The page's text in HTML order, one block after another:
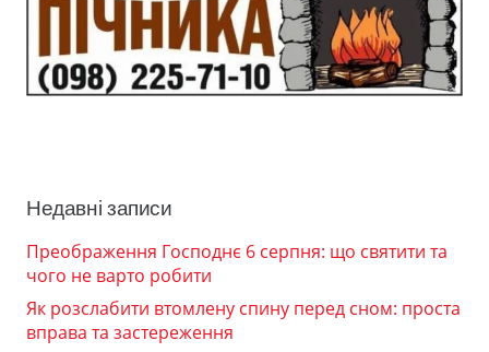
Недавні записи
Преображення Господнє 6 серпня: що святити та
чого не варто робити
Як розслабити втомлену спину перед сном: проста
вправа та застереження